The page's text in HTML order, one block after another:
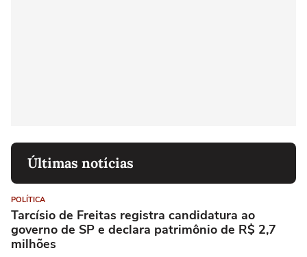
Últimas notícias
POLÍTICA
Tarcísio de Freitas registra candidatura ao
governo de SP e declara patrimônio de R$ 2,7
milhões